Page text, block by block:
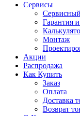
Сервисы
Гарантия
Монтаж
Акции
Распродажа
Как Купить
Заказ
Оплата
Доставка
Возврат